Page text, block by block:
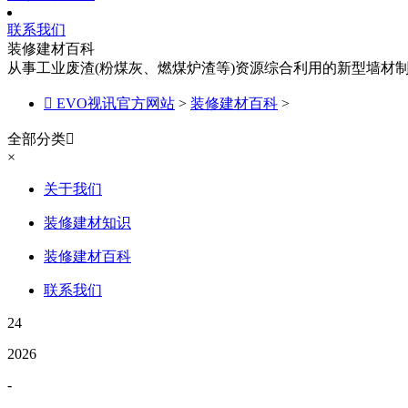
联系我们
装修建材百科
从事工业废渣(粉煤灰、燃煤炉渣等)资源综合利用的新型墙材
 EVO视讯官方网站 > 装修建材百科 >
全部分类
×
关于我们
装修建材知识
装修建材百科
联系我们
24
2026
-